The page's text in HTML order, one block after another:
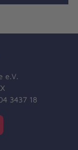
e.V.
3437 18